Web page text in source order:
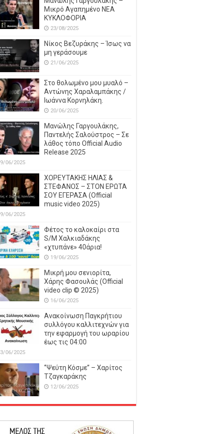
Μικρό Αγαπημένο NEΑ
ΚΥΚΛΟΦΟΡΙΑ
23/08/2025
Νίκος Βεζυράκης – Ίσως να
μη γεράσουμε
21/06/2025
Στο θολωμένο μου μυαλό –
Αντώνης Χαραλαμπάκης /
Ιωάννα Κορνηλάκη.
20/06/2025
Μανώλης Γαργουλάκης,
Παντελής Σαλούστρος – Σε
λάθος τόπο Official Audio
Release 2025
06/2025
ΧΟΡΕΥΤΑΚΗΣ ΗΛΙΑΣ &
ΣΤΕΦΑΝΟΣ – ΣΤΟΝ ΕΡΩΤΑ
ΣΟΥ ΕΓΕΡΑΣΑ (Official
music video 2025)
06/2025
Φέτος το καλοκαίρι στα
S/M Χαλκιαδάκης
«χτυπάνε» 40άρια!
19/06/2025
Μικρή μου σενιορίτα,
Χάρης Φασουλάς (Official
video clip © 2025)
16/06/2025
Ανακοίνωση Παγκρήτιου
συλλόγου καλλιτεχνών για
την εφαρμογή του ωραρίου
έως τις 04:00
06/2025
‘’Ψεύτη Κόσμε’’ – Χαρίτος
Τζαγκαράκης
12/06/2025